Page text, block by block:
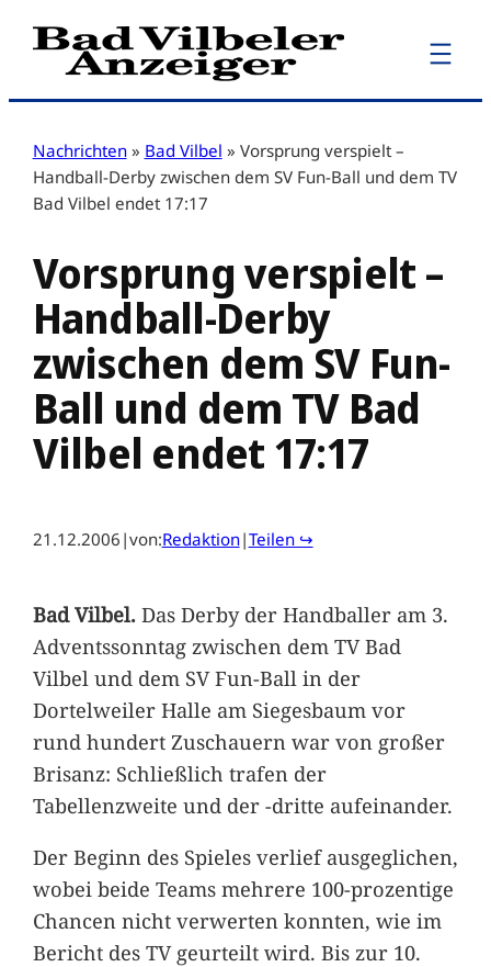
Zum
Inhalt
Nachrichten » Bad Vilbel » Vorsprung verspielt –
Handball-Derby zwischen dem SV Fun-Ball und dem TV
Bad Vilbel endet 17:17
Vorsprung verspielt –
Handball-Derby
zwischen dem SV Fun-
Ball und dem TV Bad
Vilbel endet 17:17
21.12.2006 |von:Redaktion|Teilen ↪
Bad Vilbel.Das Derby der Handballer am 3.
Adventssonntag zwischen dem TV Bad
Vilbel und dem SV Fun-Ball in der
Dortelweiler Halle am Siegesbaum vor
rund hundert Zuschauern war von großer
Brisanz: Schließlich trafen der
Tabellenzweite und der -dritte aufeinander.
Der Beginn des Spieles verlief ausgeglichen,
wobei beide Teams mehrere 100-prozentige
Chancen nicht verwerten konnten, wie im
Bericht des TV geurteilt wird. Bis zur 10.